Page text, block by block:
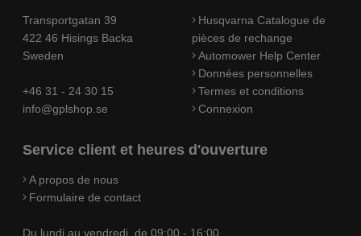
Transportgatan 39
422 46 Hisings Backa
Sweden
+46 31 - 24 30 15
info@gplshop.se
Husqvarna Catalogue de
pièces de rechange
Automower Help Center
Données personnelles
Termes et conditions
Connexion
Service client et heures d'ouverture
A propos de nous
Formulaire de contact
Du lundi au vendredi, de 09:00 - 16:00